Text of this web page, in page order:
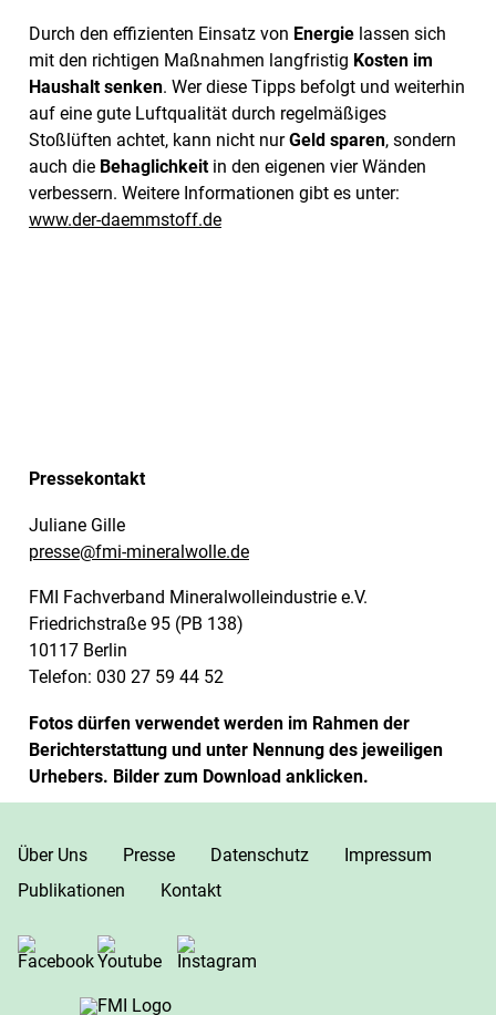
Durch den effizienten Einsatz von Energie lassen sich
mit den richtigen Maßnahmen langfristig Kosten im
Haushalt senken. Wer diese Tipps befolgt und weiterhin
auf eine gute Luftqualität durch regelmäßiges
Stoßlüften achtet, kann nicht nurGeld sparen, sondern
auch die Behaglichkeitin den eigenen vier Wänden
verbessern. Weitere Informationen gibt es unter:
www.der-daemmstoff.de
Pressekontakt
Juliane Gille
presse@fmi-mineralwolle.de
FMI Fachverband Mineralwolleindustrie e.V.
Friedrichstraße 95 (PB 138)
10117 Berlin
Telefon: 030 27 59 44 52
Fotos dürfen verwendet werden im Rahmen der
Berichterstattung und unter Nennung des jeweiligen
Urhebers. Bilder zum Download anklicken.
Über Uns Presse Datenschutz
Impressum
Publikationen
Kontakt